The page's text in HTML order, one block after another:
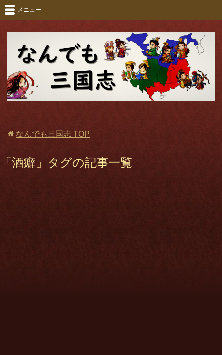
メニュー
なんでも三国志 TOP
「酒癖」タグの記事一覧